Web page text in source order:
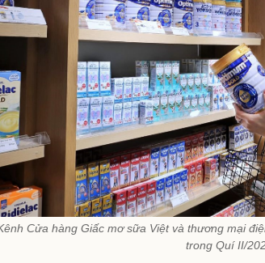
Cửa hàng Giấc mơ sữa Việt và thương mại
trong Quí II/